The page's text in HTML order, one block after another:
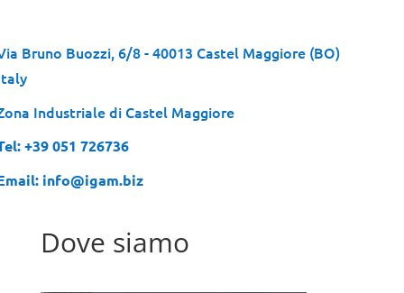
Bruno Buozzi, 6/8 - 40013 Castel Maggiore (BO)
Industriale di Castel Maggiore
+39 051 726736
info@igam.biz
Dove siamo